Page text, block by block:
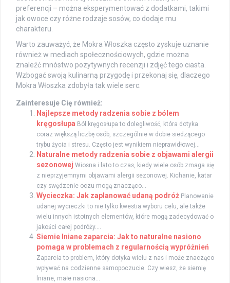
preferencji – można eksperymentować z dodatkami, takimi
jak owoce czy różne rodzaje sosów, co dodaje mu
charakteru.
Warto zauważyć, że Mokra Włoszka często zyskuje uznanie
również w mediach społecznościowych, gdzie można
znaleźć mnóstwo pozytywnych recenzji i zdjęć tego ciasta.
Wzbogać swoją kulinarną przygodę i przekonaj się, dlaczego
Mokra Włoszka zdobyła tak wiele serc.
Zainteresuje Cię również:
Najlepsze metody radzenia sobie z bólem
kręgosłupa Ból kręgosłupa to dolegliwość, która dotyka
coraz większą liczbę osób, szczególnie w dobie siedzącego
trybu życia i stresu. Często jest wynikiem nieprawidłowej...
Naturalne metody radzenia sobie z objawami alergii
sezonowej Wiosna i lato to czas, kiedy wiele osób zmaga się
z nieprzyjemnymi objawami alergii sezonowej. Kichanie, katar
czy swędzenie oczu mogą znacząco...
Wycieczka: Jak zaplanować udaną podróż Planowanie
udanej wycieczki to nie tylko kwestia wyboru celu, ale także
wielu innych istotnych elementów, które mogą zadecydować o
jakości całej podróży....
Siemie lniane zaparcia: Jak to naturalne nasiono
pomaga w problemach z regularnością wypróżnień
Zaparcia to problem, który dotyka wielu z nas i może znacząco
wpływać na codzienne samopoczucie. Czy wiesz, że siemię
lniane, małe nasiona...